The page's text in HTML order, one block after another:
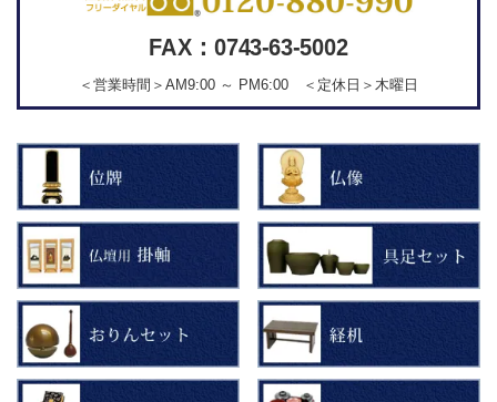
FAX：0743-63-5002
＜営業時間＞AM9:00 ～ PM6:00 ＜定休日＞木曜日